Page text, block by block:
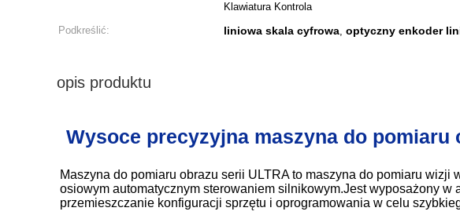
Klawiatura Kontrola
Podkreślić:
liniowa skala cyfrowa, optyczny enkoder
opis produktu
Wysoce precyzyjna maszyna do pomiaru
Maszyna do pomiaru obrazu serii ULTRA to maszyna do pomiaru
osiowym automatycznym sterowaniem silnikowym.Jest wyposażony
przemieszczanie konfiguracji sprzętu i oprogramowania w celu